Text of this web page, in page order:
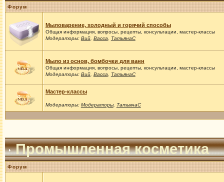
Форум
Мыловарение, холодный и горячий способы
Общая информация, вопросы, рецепты, консультации, мастер-классы
Модераторы: Вий, Васса ТатьянаС
Мыло из основ, бомбочки для ванн
Общая информация, вопросы, рецепты, консультации, мастер-классы
Модераторы: Вий, Васса ТатьянаС
Мастер-классы
Модераторы: Модераторы, ТатьянаС
Промышленная косметика
Форум